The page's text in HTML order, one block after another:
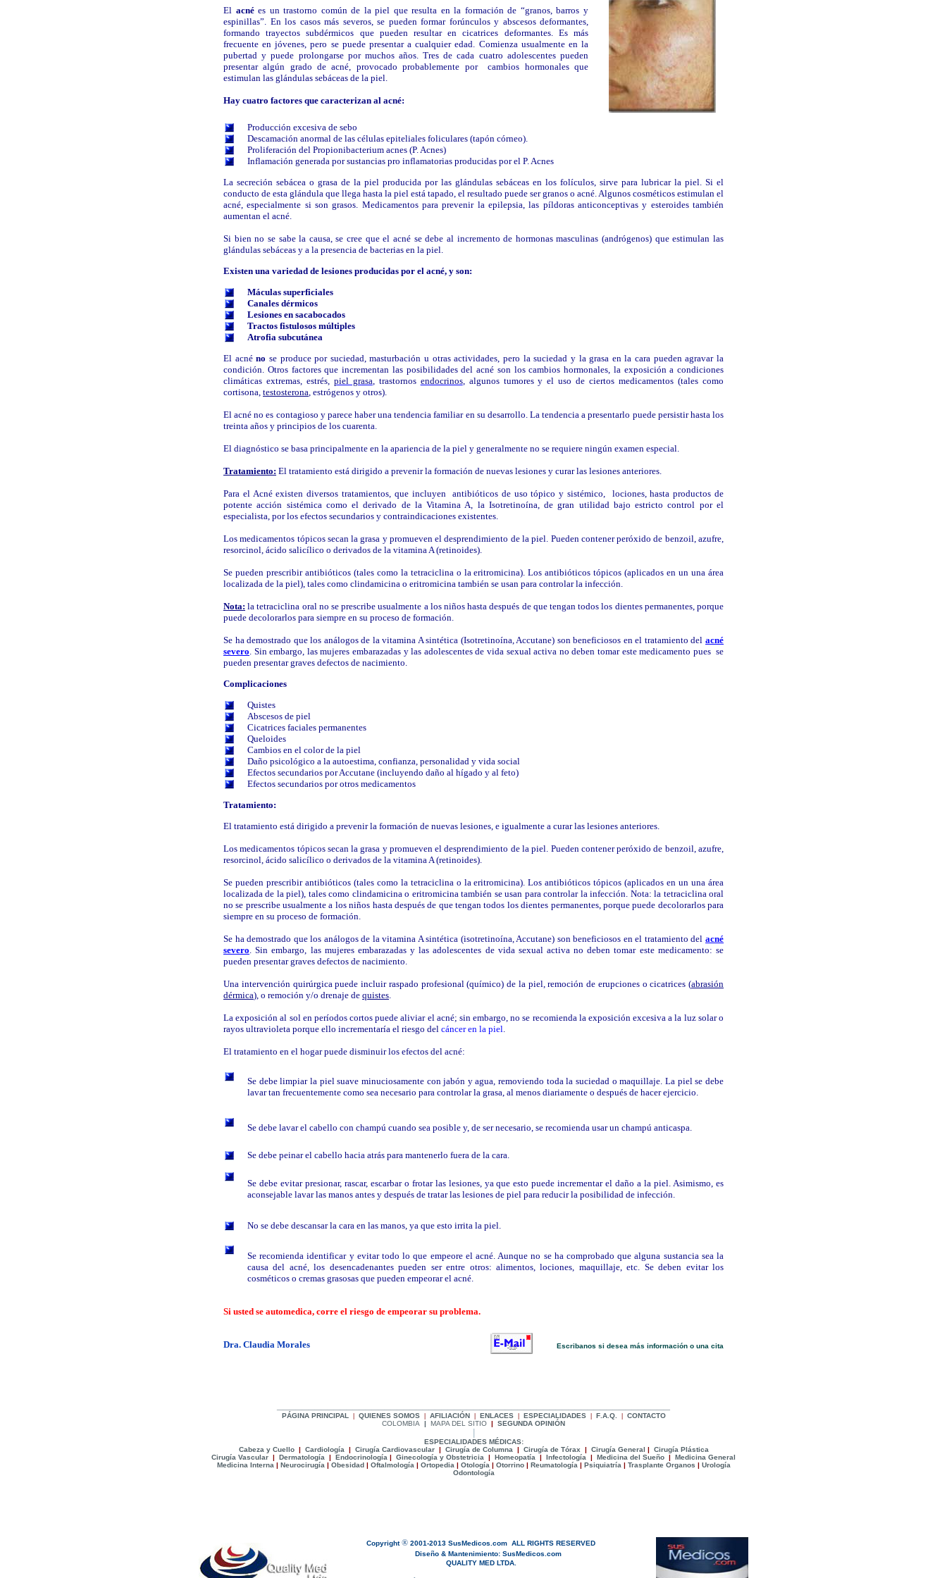
El acnées un trastorno común de la piel que resulta en la formación de “granos,barros y
espinillas”. En los casos más severos, se pueden formar forúnculosy abscesos deformantes,
formando trayectos subdérmicos que pueden resultar en cicatrices deformantes. Es más
frecuente en jóvenes, pero se puede presentar a cualquier edad. Comienza usualmente en la
pubertad y puede prolongarse por muchos años. Tres de cada cuatro adolescentes pueden
presentar algún grado deacné, provocado probablemente por cambios hormonales que
estimulan las glándulas sebáceas de la piel.
Hay cuatro factores que caracterizan al acné:
Producción excesiva de sebo
Descamación anormal de las células epiteliales foliculares (tapón córneo).
Proliferación del Propionibacterium acnes (P. Acnes)
Inflamación generada por sustancias pro inflamatorias producidas por el P. Acnes
La secreción sebácea o grasa de la piel producida por las glándulas sebáceas en los folículos, sirve para lubricar la piel. Si el
conducto de esta glándula que llega hasta la piel está tapado, el resultado puede sergranos o acné. Algunos cosméticos estimulan el
acné, especialmente si son grasos. Medicamentos para prevenir la epilepsia, las píldoras anticonceptivas y esteroides también
aumentan el acné.
Si bien no se sabe la causa, se cree que el acné se debe al incremento de hormonas masculinas (andrógenos) que estimulan las
glándulas sebáceas y a la presencia de bacterias en la piel.
Existen una variedad de lesiones producidas por el acné, y son:
Máculas superficiales
Canales dérmicos
Lesiones en sacabocados
Tractos fistulosos múltiples
Atrofia subcutánea
El acné no se produce por suciedad, masturbación u otras actividades, pero la suciedad y la grasa en la cara pueden agravar la
condición. Otros factores que incrementan las posibilidades del acné son los cambios hormonales, la exposición a condiciones
climáticas extremas, estrés, piel grasa, trastornos endocrinos, algunos tumores y el uso de ciertos medicamentos (tales como
cortisona, testosterona, estrógenos y otros).
El acné no es contagioso y parece haber una tendencia familiar en su desarrollo. La tendencia a presentarlo puede persistir hasta los
treinta años y principios de los cuarenta.
El diagnóstico se basa principalmente en la apariencia de la piel y generalmente no se requiere ningún examen especial.
Tratamiento: El tratamiento está dirigido a prevenir la formación de nuevas lesiones y curar las lesiones anteriores.
Para el Acné existen diversos tratamientos, que incluyen antibióticos de uso tópico y sistémico, lociones, hasta productos de
potente acción sistémica como el derivado de la Vitamina A, la Isotretinoína, de gran utilidad bajo estricto control por el
especialista, por los efectos secundarios y contraindicaciones existentes.
Los medicamentos tópicos secan la grasa y promueven el desprendimiento de la piel. Pueden contener peróxido de benzoil, azufre,
resorcinol, ácido salicílico o derivados de la vitamina A (retinoides).
Se pueden prescribir antibióticos (tales como la tetraciclina o la eritromicina). Los antibióticos tópicos (aplicados en un una área
localizada de la piel), tales como clindamicina o eritromicina también se usan para controlar la infección.
Nota: la tetraciclina oral no se prescribe usualmente a los niños hasta después de que tengan todos los dientes permanentes, porque
puede decolorarlos para siempre en su proceso de formación.
Se ha demostrado que los análogos de la vitamina A sintética (Isotretinoína, Accutane) son beneficiosos en el tratamiento del acné
severo. Sin embargo, las mujeres embarazadas y las adolescentes de vida sexual activa no deben tomar este medicamento pues se
pueden presentar graves defectos de nacimiento.
Complicaciones
Quistes
Abscesos de piel
Cicatrices faciales permanentes
Queloides
Cambios en el color de la piel
Daño psicológico a la autoestima, confianza, personalidad y vida social
Efectos secundarios por Accutane (incluyendo daño al hígado y al feto)
Efectos secundarios por otros medicamentos
Tratamiento:
El tratamiento está dirigido a prevenir la formación de nuevas lesiones, e igualmente a curar las lesiones anteriores.
Los medicamentos tópicos secan la grasa y promueven el desprendimiento de la piel. Pueden contener peróxido de benzoil, azufre,
resorcinol, ácido salicílico o derivados de la vitamina A (retinoides).
Se pueden prescribir antibióticos (tales como la tetraciclina o la eritromicina). Los antibióticos tópicos (aplicados en un una área
localizada de la piel), tales como clindamicina o eritromicina también se usan para controlar la infección. Nota: la tetraciclina oral
no se prescribe usualmente a los niños hasta después de que tengan todos los dientes permanentes, porque puede decolorarlos para
siempre en su proceso de formación.
Se ha demostrado que los análogos de la vitamina A sintética (isotretinoína, Accutane) son beneficiosos en el tratamiento del acné
severo. Sin embargo, las mujeres embarazadas y las adolescentes de vida sexual activa no deben tomar este medicamento: se
pueden presentar graves defectos de nacimiento.
Una intervención quirúrgica puede incluir raspado profesional (químico) de la piel, remoción de erupciones o cicatrices (abrasión
dérmica), o remoción y/o drenaje de quistes.
La exposición al sol en períodos cortos puede aliviar el acné; sin embargo, no se recomienda la exposición excesiva a la luz solar o
rayos ultravioleta porque ello incrementaría el riesgo del cáncer en la piel.
El tratamiento en el hogar puede disminuir los efectos del acné:
Se debe limpiar la piel suave minuciosamente con jabón y agua, removiendo toda la suciedad o maquillaje. La piel se debe
lavar tan frecuentemente como sea necesario para controlar la grasa, al menos diariamente o después de hacer ejercicio.
Se debe lavar el cabello con champú cuando sea posible y, de ser necesario, se recomienda usar un champú anticaspa.
Se debe peinar el cabello hacia atrás para mantenerlo fuera de la cara.
Se debe evitar presionar, rascar, escarbar o frotar las lesiones, ya que esto puede incrementar el daño a la piel. Asimismo, es
aconsejable lavar las manos antes y después de tratar las lesiones de piel para reducir la posibilidad de infección.
No se debe descansar la cara en las manos, ya que esto irrita la piel.
Se recomienda identificar y evitar todo lo que empeore el acné. Aunque no se ha comprobado que alguna sustancia sea la
causa del acné, los desencadenantes pueden ser entre otros: alimentos, lociones, maquillaje, etc. Se deben evitar los
cosméticos o cremas grasosas que pueden empeorar el acné.
Si usted se automedica, corre el riesgo de empeorar su problema.
Dra. Claudia Morales Escribanos si desea más información o una cita
PÁGINA PRINCIPAL | QUIENES SOMOS | AFILIACIÓN | ENLACES | ESPECIALIDADES | F. A. Q. | CONTACTO
COLOMBIA
| MAPA DEL SITIO | SEGUNDA OPINIÓN
ESPECIALIDADES MÉDICAS:
Cabeza y Cuello | Cardiología | Cirugía Cardiovascular | Cirugía de Columna | Cirugía de Tórax | Cirugía General |
Cirugía Plástica
Cirugía Vascular | Dermatología | Endocrinología | Ginecología y Obstetricia | Homeopatía | Infectología | Medicina del Sueño |
Medicina General
Medicina Interna | Neurocirugía | Obesidad | Oftalmología | Ortopedia | Otología | Otorrino | Reumatología | Psiquiatría | Trasplante Organos | Urología
Odontología
Copyright® 2001-2013 SusMedicos.com ALL RIGHTS RESERVED
Diseño & Mantenimiento: SusMedicos.com
QUALITY MED LTDA.